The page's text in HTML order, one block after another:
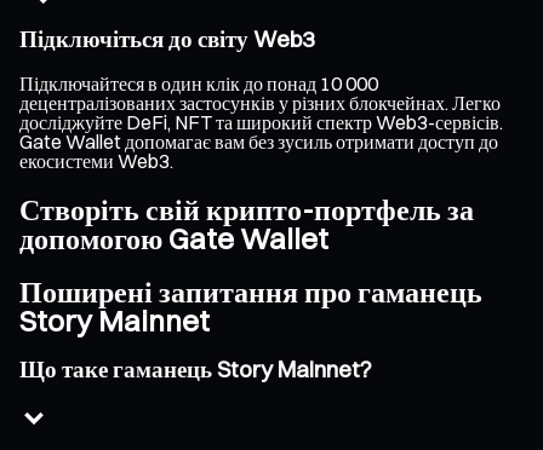
Підключіться до світу Web3
Підключайтеся в один клік до понад 10 000
децентралізованих застосунків у різних блокчейнах. Легко
досліджуйте DeFi, NFT та широкий спектр Web3-сервісів.
Gate Wallet допомагає вам без зусиль отримати доступ до
екосистеми Web3.
Створіть свій крипто-портфель за
допомогою Gate Wallet
Поширені запитання про гаманець
Story Mainnet
Що таке гаманець Story Mainnet?